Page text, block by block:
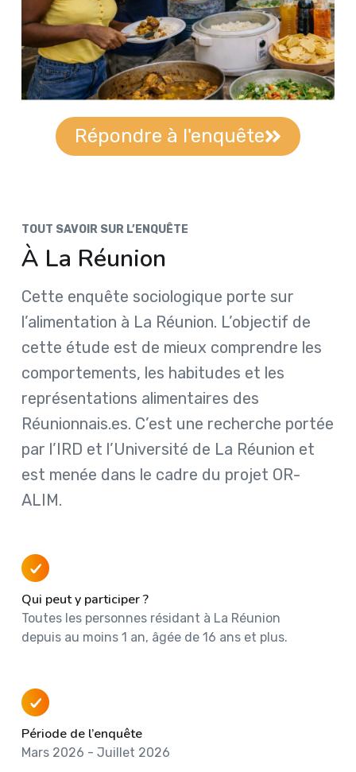
Répondre à l'enquête
TOUT SAVOIR SUR L’ENQUÊTE
À La Réunion
Cette enquête sociologique porte sur
l’alimentation à La Réunion. L’objectif de
cette étude est de mieux comprendre les
comportements, les habitudes et les
représentations alimentaires des
Réunionnais.es. C’est une recherche portée
par l’IRD et l’Université de La Réunion et
est menée dans le cadre du projet OR-
ALIM.
Qui peut y participer ?
Toutes les personnes résidant à La Réunion
depuis au moins 1 an, âgée de 16 ans et plus.
Période de l’enquête
Mars 2026 - Juillet 2026